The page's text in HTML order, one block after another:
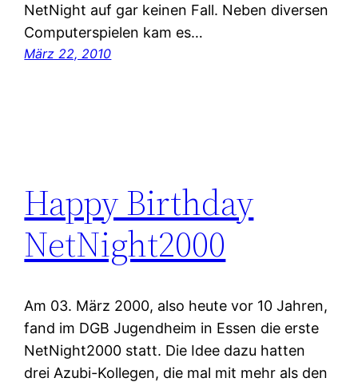
NetNight auf gar keinen Fall. Neben diversen
Computerspielen kam es…
März 22, 2010
Happy Birthday
NetNight2000
Am 03. März 2000, also heute vor 10 Jahren,
fand im DGB Jugendheim in Essen die erste
NetNight2000 statt. Die Idee dazu hatten
drei Azubi-Kollegen, die mal mit mehr als den